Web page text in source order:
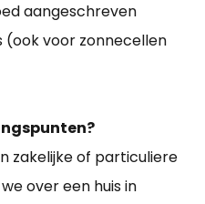
aangeschreven
(ook voor zonnecellen
zakelijke of particuliere
over een huis in